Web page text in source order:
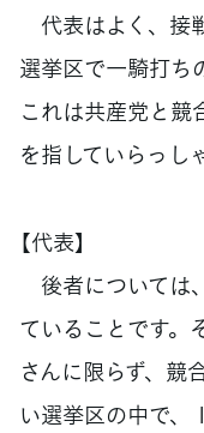
代表はよく、接
選挙区で一騎打ち
これは共産党と競
を指していらっし
【代表】
後者については
ていることです。
さんに限らず、競
い選挙区の中で、